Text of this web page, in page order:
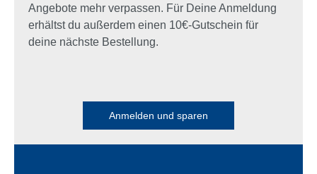
Angebote mehr verpassen. Für Deine Anmeldung
erhältst du außerdem einen 10€-Gutschein für
deine nächste Bestellung.
Anmelden und sparen